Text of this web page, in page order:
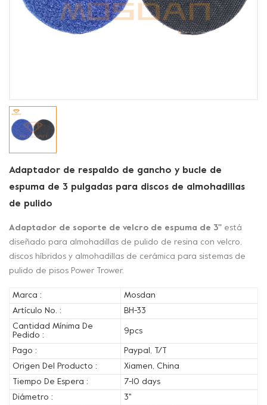
Adaptador de respaldo de gancho y bucle de
espuma de 3 pulgadas para discos de almohadillas
de pulido
Adaptador de soporte de velcro de espuma de 3'' está
diseñado para almohadillas de pulido de resina con velcro,
discos híbridos y almohadillas de cerámica para sistemas de
pulido de pisos Power Trower.
Marca :
Mosdan
Artículo No. :
BH-33
Cantidad Mínima De
Pedido :
9pcs
Pago :
Paypal, T/T
Origen Del Producto :
Xiamen, China
Tiempo De Espera :
7-10 days
Diámetro :
3''